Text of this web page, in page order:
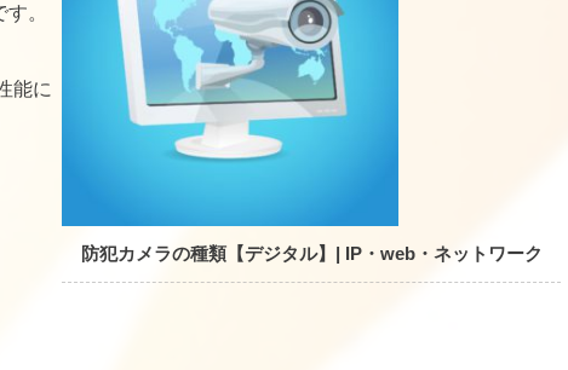
。
能に
防犯カメラの種類【デジタル】| IP・web・ネットワーク